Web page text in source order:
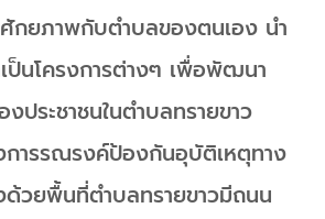
ศักยภาพกับตำบลของตนเอง นำ
ป็นโครงการต่างๆ เพื่อพัฒนา
ระชาชนในตำบลทรายขาว
การรณรงค์ป้องกันอุบัติเหตุทาง
วยพื้นที่ตำบลทรายขาวมีถนน